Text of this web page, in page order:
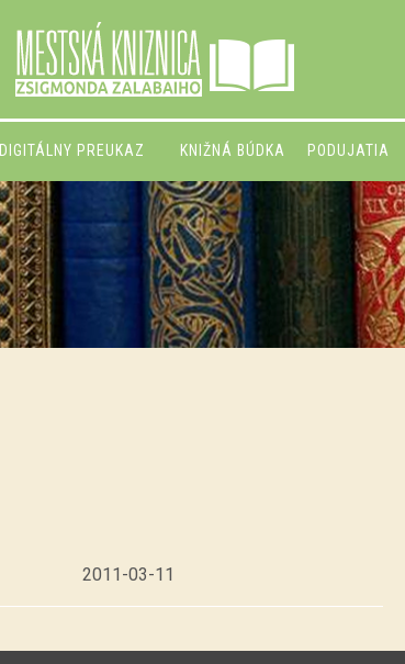
DIGITÁLNY PREUKAZ KNIŽNÁ BÚDKA PODUJATIA
2011-03-11